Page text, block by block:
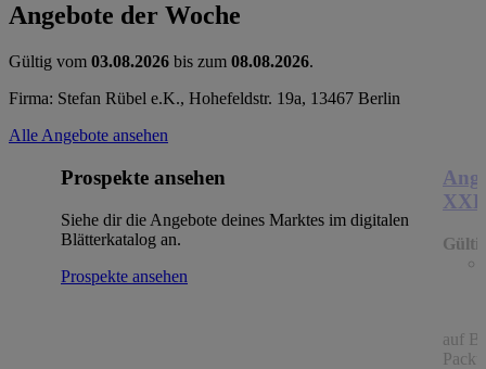
Angebote der Woche
Gültig vom 03.08.2026 bis zum 08.08.2026.
Firma: Stefan Rübel e.K., Hohefeldstr. 19a, 13467 Berlin
Alle Angebote ansehen
Prospekte ansehen
Siehe dir die Angebote deines Marktes im digitalen
Blätterkatalog an.
Prospekte ansehen
XXL
auf